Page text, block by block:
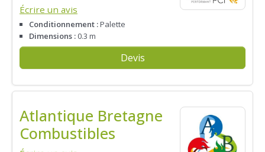
Écrire un avis
Conditionnement :Palette
Dimensions : 0.3 m
Devis
Atlantique Bretagne
Combustibles